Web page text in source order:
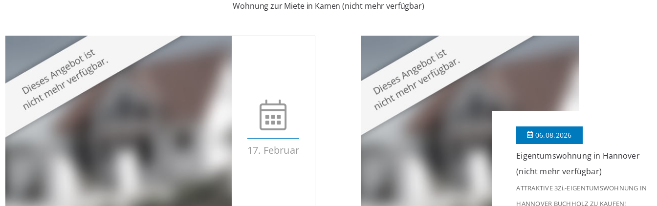
Wohnung zur Miete in Kamen (nicht mehr verfügbar)
17. Februar
06.08.2026
Eigentumswohnung in Hannover
(nicht mehr verfügbar)
ATTRAKTIVE 3Zi.-EIGENTUMSWOHNUNG IN
HANNOVER BUCHHOLZ ZU KAUFEN!